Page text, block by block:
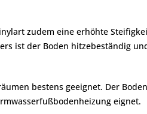
zudem eine erhöhte
ist der Boden hitzebeständig
bestens geeignet. Der
eignet.